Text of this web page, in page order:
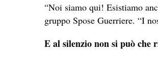
“Noi siamo qui! Esistiamo
gruppo Spose Guerriere. “I
E al silenzio non si può che